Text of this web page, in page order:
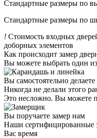
Стандартные размеры по
Стандартные размеры по
! Стоимость входных
доборных элементов
Как происходит замер
Вы можете выбрать один
Вы самостоятельно делаете
Никогда не делали этого
Это несложно. Вы можете
Вы поручаете замер нам
Наши сертифицированные
Вас время